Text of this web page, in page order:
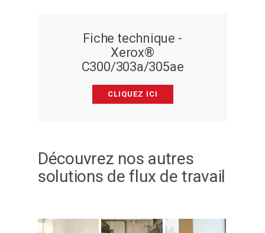
Fiche technique -
Xerox®
C300/303a/305ae
CLIQUEZ ICI
Découvrez nos autres
solutions de flux de travail